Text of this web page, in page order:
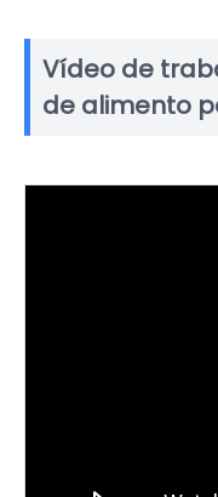
Vídeo de
de alimento